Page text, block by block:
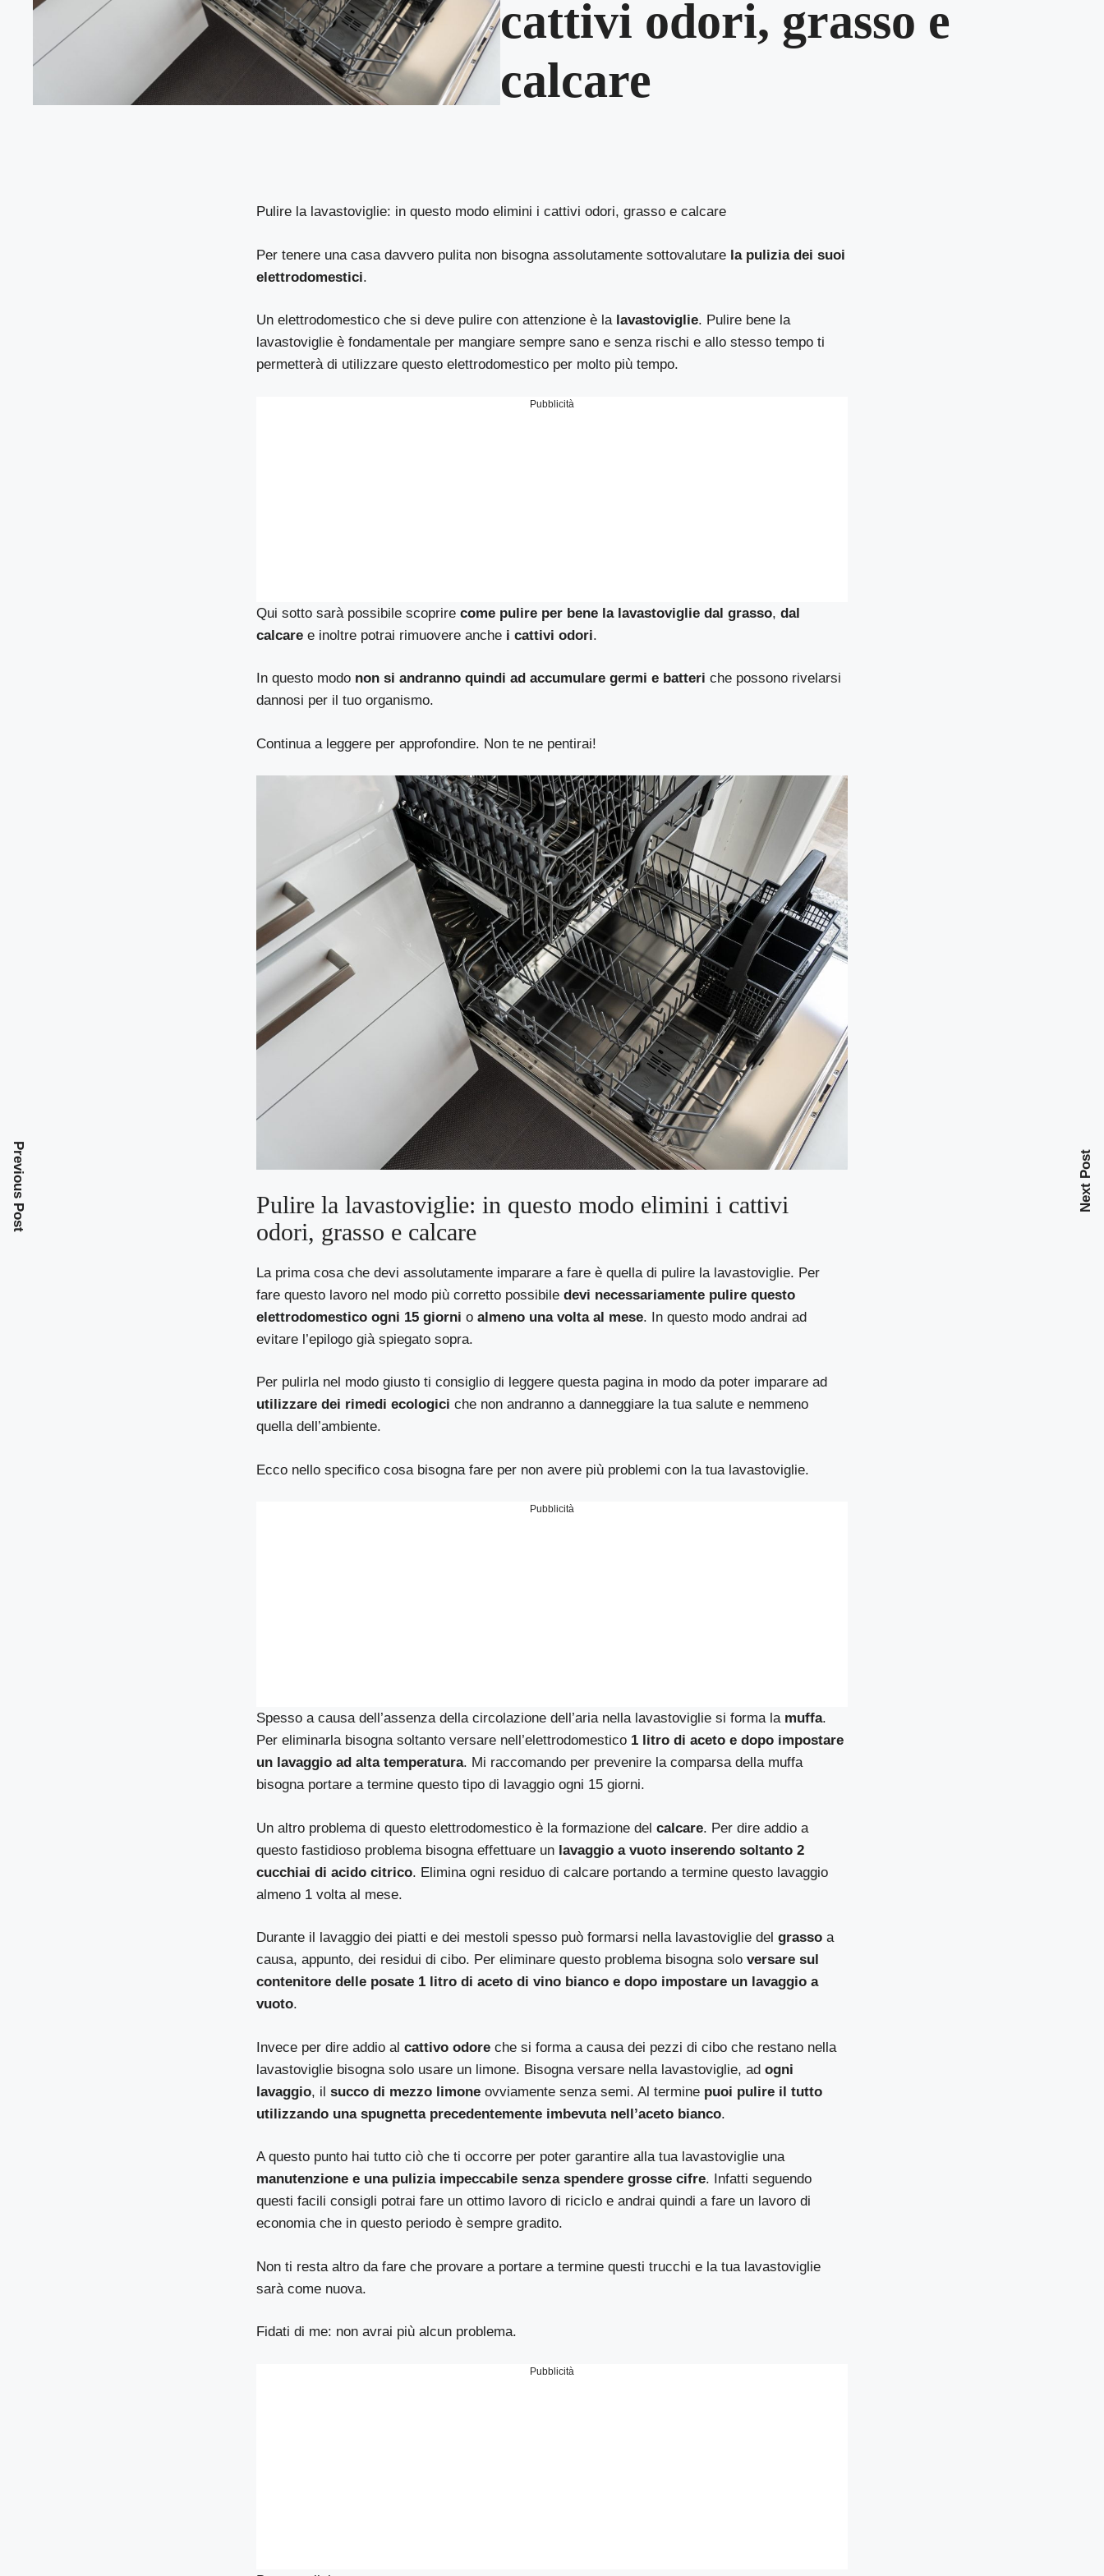
cattivi odori, grasso e
calcare
Pulire la lavastoviglie: in questo modo elimini i cattivi odori, grasso e calcare
Per tenere una casa davvero pulita non bisogna assolutamente sottovalutare la pulizia dei suoi
elettrodomestici.
Un elettrodomestico che si deve pulire con attenzione è lalavastoviglie. Pulire bene la
lavastoviglie è fondamentale per mangiare sempre sano e senza rischi e allo stesso tempo ti
permetterà di utilizzare questo elettrodomestico per molto più tempo.
Pubblicità
Qui sotto sarà possibile scoprirecome pulire per bene la lavastoviglie dal grasso,dal
calcare e inoltre potrai rimuovere anche i cattivi odori.
In questo modo non si andranno quindi ad accumulare germi e batteri che possono rivelarsi
dannosi per il tuo organismo.
Continua a leggere per approfondire. Non te ne pentirai!
Pulire la lavastoviglie: in questo modo elimini i cattivi
odori, grasso e calcare
La prima cosa che devi assolutamente imparare a fare è quella di pulire la lavastoviglie. Per
fare questo lavoro nel modo più corretto possibiledevi necessariamente pulire questo
elettrodomestico ogni 15 giorni oalmeno una volta al mese. In questo modo andrai ad
evitare l’epilogo già spiegato sopra.
Per pulirla nel modo giusto ti consiglio di leggere questa pagina in modo da poter imparare ad
utilizzare dei rimedi ecologici che non andranno a danneggiare la tua salute e nemmeno
quella dell’ambiente.
Ecco nello specifico cosa bisogna fare per non avere più problemi con la tua lavastoviglie.
Pubblicità
Spesso a causa dell’assenza della circolazione dell’aria nella lavastoviglie si forma la muffa.
Per eliminarla bisogna soltanto versare nell’elettrodomestico 1 litro di aceto e dopo impostare
un lavaggio ad alta temperatura. Mi raccomando per prevenire la comparsa della muffa
bisogna portare a termine questo tipo di lavaggio ogni 15 giorni.
Un altro problema di questo elettrodomestico è la formazione del calcare. Per dire addio a
questo fastidioso problema bisogna effettuare un lavaggio a vuoto inserendo soltanto 2
cucchiai di acido citrico. Elimina ogni residuo di calcare portando a termine questo lavaggio
almeno 1 volta al mese.
Durante il lavaggio dei piatti e dei mestoli spesso può formarsi nella lavastoviglie del grasso a
causa, appunto, dei residui di cibo. Per eliminare questo problema bisogna solo versare sul
contenitore delle posate 1 litro di aceto di vino bianco e dopo impostare un lavaggio a
vuoto.
Invece per dire addio al cattivo odore che si forma a causa dei pezzi di cibo che restano nella
lavastoviglie bisogna solo usare un limone. Bisogna versare nella lavastoviglie, adogni
lavaggio, il succo di mezzo limone ovviamente senza semi. Al termine puoi pulire il tutto
utilizzando una spugnetta precedentemente imbevuta nell’aceto bianco.
A questo punto hai tutto ciò che ti occorre per poter garantire alla tua lavastoviglie una
manutenzione e una pulizia impeccabile senza spendere grosse cifre. Infatti seguendo
questi facili consigli potrai fare un ottimo lavoro di riciclo e andrai quindi a fare un lavoro di
economia che in questo periodo è sempre gradito.
Non ti resta altro da fare che provare a portare a termine questi trucchi e la tua lavastoviglie
sarà come nuova.
Fidati di me: non avrai più alcun problema.
Pubblicità
Previous Post Next Post